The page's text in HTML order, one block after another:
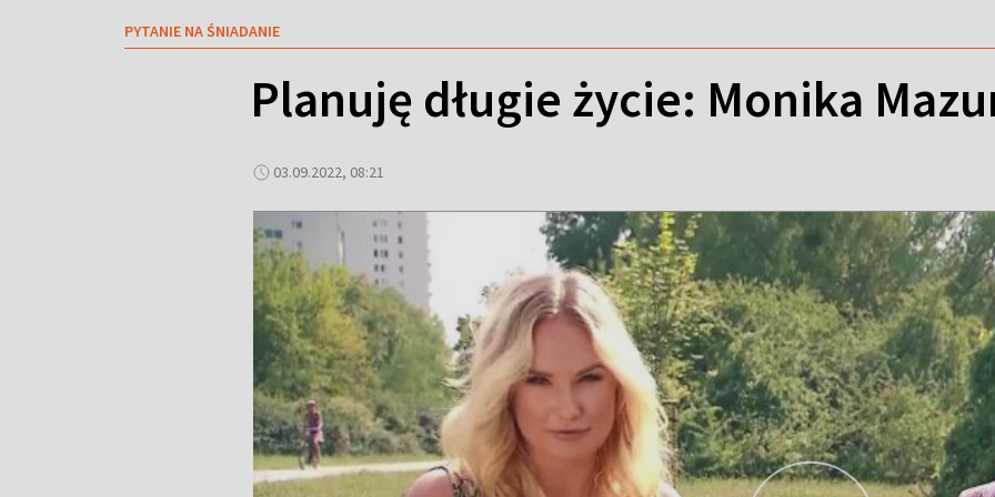
PYTANIE NA ŚNIADANIE
Planuję długie życie: Monika
03.09.2022, 08:21